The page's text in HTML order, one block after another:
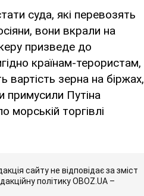
суда, які перевозять
вони вкрали на
призведе до
країнам-терористам,
вартість зерна на біржах,
примусили Путіна
морській торгівлі
сайту не відповідає за зміст
політику OBOZ.UA –